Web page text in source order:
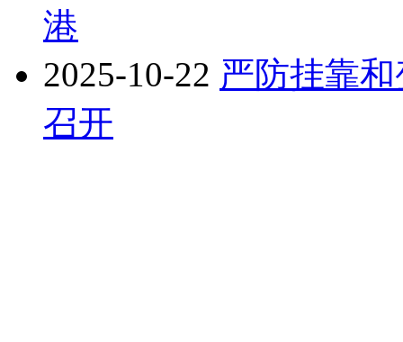
港
2025-10-22 严防挂靠
召开